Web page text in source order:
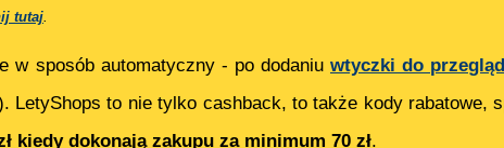
tutaj.
w sposób automatyczny - po dodaniu wtyczki do
LetyShops to nie tylko cashback, to także kody rabatowe,
kiedy dokonają zakupu za minimum 70 zł.